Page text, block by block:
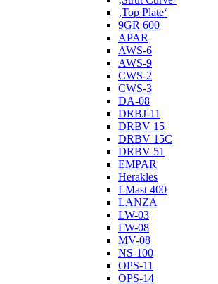
‚Top Plate‘
9GR 600
APAR
AWS-6
AWS-9
CWS-2
CWS-3
DA-08
DRBJ-11
DRBV 15
DRBV 15C
DRBV 51
EMPAR
Herakles
I-Mast 400
LANZA
LW-03
LW-08
MV-08
NS-100
OPS-11
OPS-14